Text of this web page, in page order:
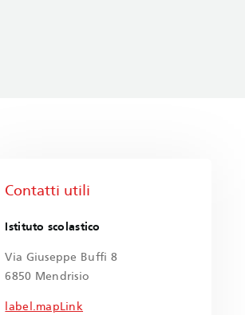
Contatti utili
Istituto scolastico
Via Giuseppe Buffi 8
6850 Mendrisio
label.mapLink